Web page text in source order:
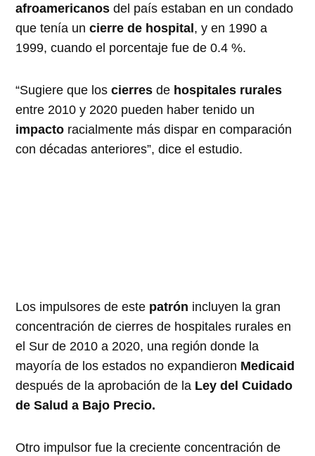
afroamericanosdel país estaban en un condado
que tenía uncierre de hospital, y en 1990 a
1999, cuando el porcentaje fue de 0.4 %.
“Sugiere que loscierresde hospitales rurales
entre 2010 y 2020 pueden haber tenido un
impacto racialmente más dispar en comparación
con décadas anteriores”, dice el estudio.
Los impulsores de este patrón incluyen la gran
concentración de cierres de hospitales rurales en
el Sur de 2010 a 2020, una región donde la
mayoría de los estados no expandieron Medicaid
después de la aprobación de la Ley del Cuidado
de Salud a Bajo Precio.
Otro impulsor fue la creciente concentración de